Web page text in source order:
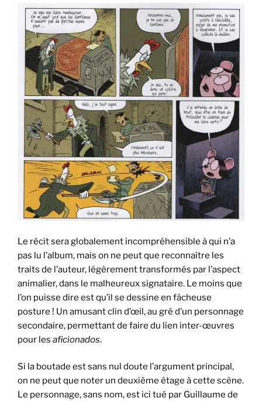
Le récit sera globalement incompréhensible à qui n’a
pas lu l’album, mais on ne peut que reconnaître les
traits de l’auteur, légèrement transformés par l’aspect
animalier, dans le malheureux signataire. Le moins que
l’on puisse dire est qu’il se dessine en fâcheuse
posture ! Un amusant clin d’œil, au gré d’un personnage
secondaire, permettant de faire du lien inter-œuvres
pour les aficionados.
Si la boutade est sans nul doute l’argument principal,
on ne peut que noter un deuxième étage à cette scène.
Le personnage, sans nom, est ici tué par Guillaume de